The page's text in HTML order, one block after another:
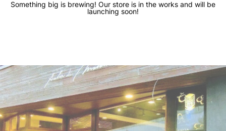
Something big is brewing! Our store is in the works and will be
launching soon!